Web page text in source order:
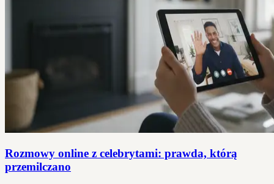
Rozmowy online z celebrytami: prawda, którą
przemilczano